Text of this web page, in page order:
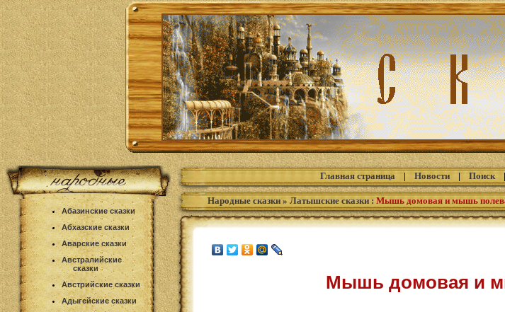
Абазинские сказки
Абхазские сказки
Аварские сказки
Австралийские
сказки
Австрийские сказки
Адыгейские сказки
Главная страница| Новости| Поиск
Народные сказки » Латышские сказки : Мышь домовая и мышь
Мышь домовая и